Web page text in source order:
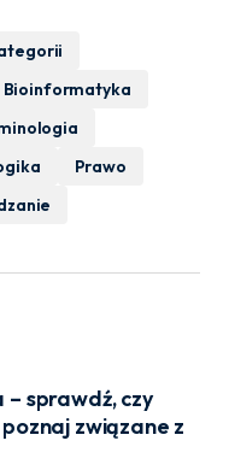
Bioinformatyka
Prawo
sprawdź, czy
związane z